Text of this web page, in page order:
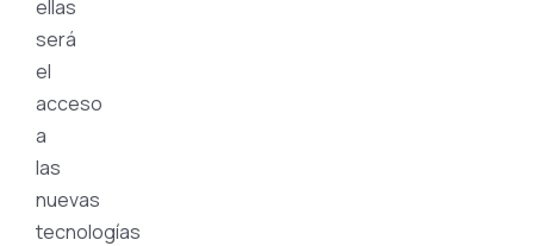
ellas
será
el
acceso
a
las
nuevas
tecnologías